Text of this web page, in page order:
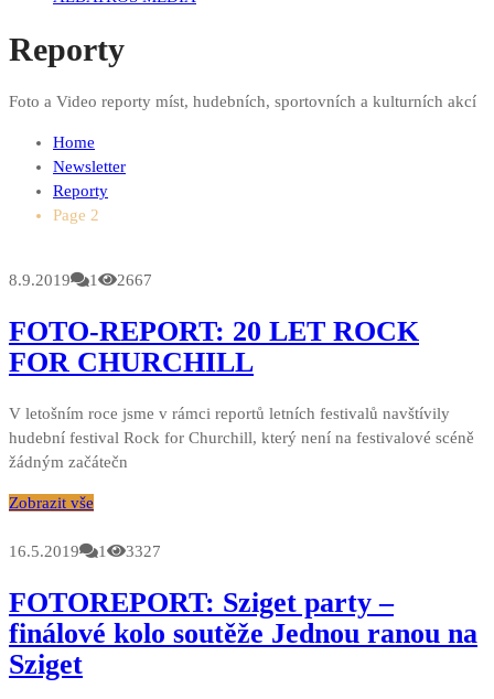
Reporty
Foto a Video reporty míst, hudebních, sportovních a kulturních akcí
Home
Newsletter
Reporty
Page 2
8.9.2019 1 2667
FOTO-REPORT: 20 LET ROCK
FOR CHURCHILL
V letošním roce jsme v rámci reportů letních festivalů navštívily
hudební festival Rock for Churchill, který není na festivalové scéně
žádným začátečn
Zobrazit vše
16.5.2019 1 3327
FOTOREPORT: Sziget party –
finálové kolo soutěže Jednou ranou na
Sziget